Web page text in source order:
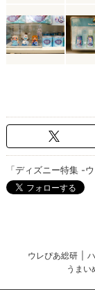
「ディズニー特集 -
ウレぴあ総研
うまい